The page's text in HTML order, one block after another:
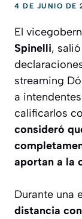
4 DE JUNIO DE
El
Spinelli,
streaming
a
calificarlos
consideró
aportan a la
Durante una
distancia